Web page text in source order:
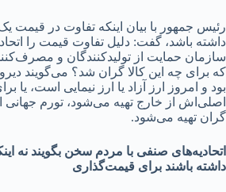
رئیس جمهور با بیان اینکه تفاوت در قیمت یک
داشته باشد، گفت: دلیل‌ تفاوت قیمت را
سازمان حمایت از تولیدکنندگان و
که برای چه این کالا گران شد؟ می‌گویند
بود و امروز ارز آزاد یا ارز نیمایی است، یا
اصلی‌اش از خارج تهیه می‌شود، تورم جهانی
گران تهیه می‌شود.
اتحادیه‌های صنفی با مردم سخن بگویند نه
داشته باشند برای قیمت‌گذاری